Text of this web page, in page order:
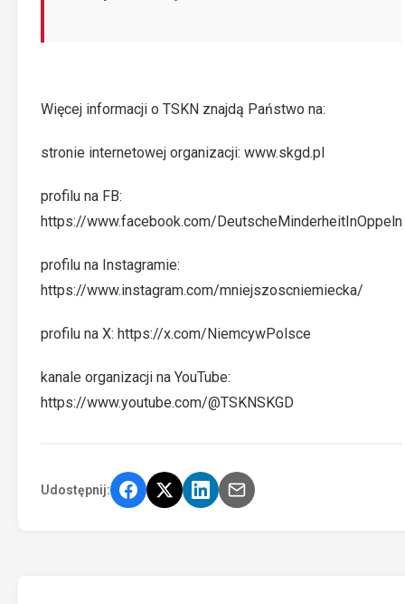
Więcej informacji o TSKN znajdą Państwo na:
stronie internetowej organizacji: www.skgd.pl
profilu na FB:
https://www.facebook.com/DeutscheMinderheitInOppeln
profilu na Instagramie:
https://www.instagram.com/mniejszoscniemiecka/
profilu na X: https://x.com/NiemcywPolsce
kanale organizacji na YouTube:
https://www.youtube.com/@TSKNSKGD
Udostępnij: